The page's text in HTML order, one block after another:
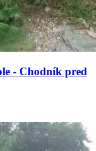
- Chodník pred